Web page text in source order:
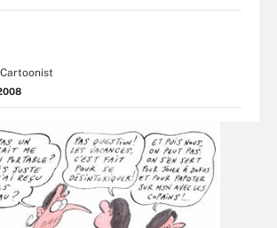
Cartoonist